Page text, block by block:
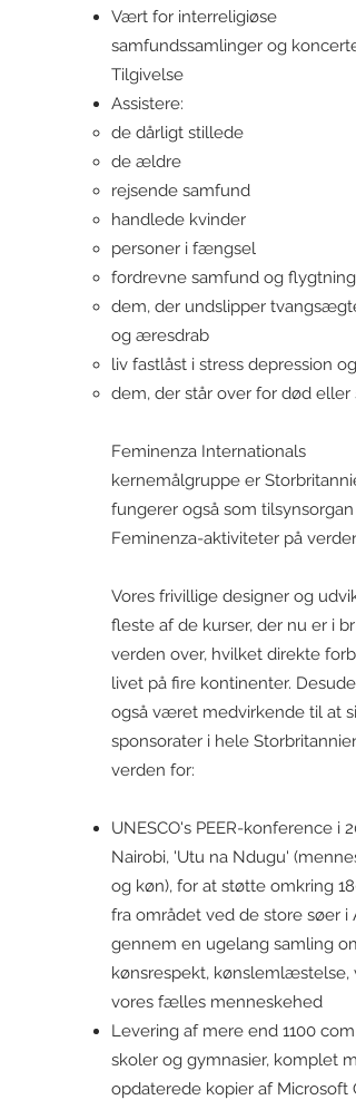
Vært for interreligiøse
samfundssamlinger og
Tilgivelse
Assistere:
de dårligt stillede
de ældre
rejsende samfund
handlede kvinder
personer i fængsel
fordrevne samfund og flygtninge
dem, der undslipper
og æresdrab
liv fastlåst i stress depression og
dem, der står over for død eller
Feminenza Internationals
kernemålgruppe er
fungerer også som tilsynsorgan
Feminenza-aktiviteter på
Vores frivillige designer og
fleste af de kurser, der nu er i
verden over, hvilket direkte
livet på fire kontinenter.
også været medvirkende til at
sponsorater i hele
verden for:
UNESCO's PEER-konference i
Nairobi, 'Utu na Ndugu'
og køn), for at støtte omkring
fra området ved de store søer i
gennem en ugelang samling om
kønsrespekt, kønslemlæstelse,
vores fælles menneskehed
Levering af mere end 1100
skoler og gymnasier, komplet
opdaterede kopier af Microsoft